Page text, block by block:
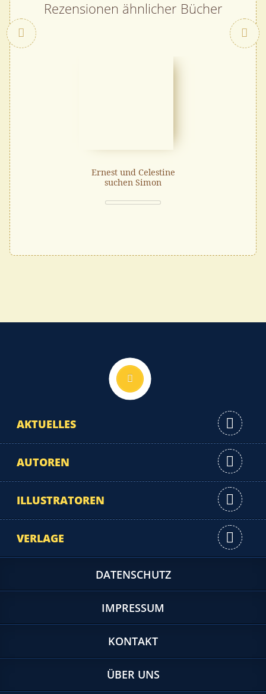
Rezensionen ähnlicher Bücher
Ernest und Celestine
suchen Simon
AKTUELLES
AUTOREN
ILLUSTRATOREN
VERLAGE
DATENSCHUTZ
IMPRESSUM
KONTAKT
ÜBER UNS